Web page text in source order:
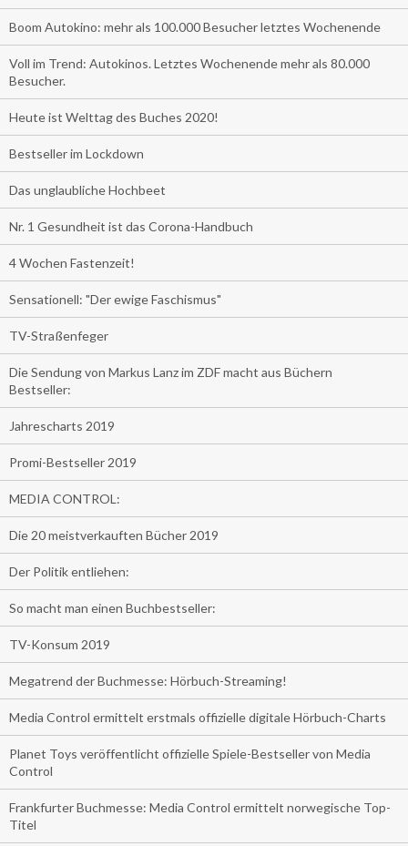
Boom Autokino: mehr als 100.000 Besucher letztes Wochenende
Voll im Trend: Autokinos. Letztes Wochenende mehr als 80.000
Besucher.
Heute ist Welttag des Buches 2020!
Bestseller im Lockdown
Das unglaubliche Hochbeet
Nr. 1 Gesundheit ist das Corona-Handbuch
4 Wochen Fastenzeit!
Sensationell: "Der ewige Faschismus"
TV-Straßenfeger
Die Sendung von Markus Lanz im ZDF macht aus Büchern
Bestseller:
Jahrescharts 2019
Promi-Bestseller 2019
MEDIA CONTROL:
Die 20 meistverkauften Bücher 2019
Der Politik entliehen:
So macht man einen Buchbestseller:
TV-Konsum 2019
Megatrend der Buchmesse: Hörbuch-Streaming!
Media Control ermittelt erstmals offizielle digitale Hörbuch-Charts
Planet Toys veröffentlicht offizielle Spiele-Bestseller von Media
Control
Frankfurter Buchmesse: Media Control ermittelt norwegische Top-
Titel